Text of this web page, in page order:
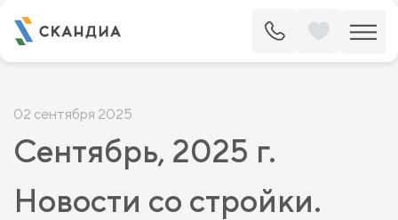
02 сентября 2025
Сентябрь, 2025 г.
Новости со стройки.